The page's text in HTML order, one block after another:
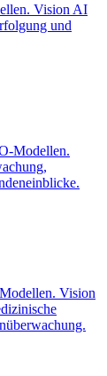
Vision AI
und
Modellen.
Vision